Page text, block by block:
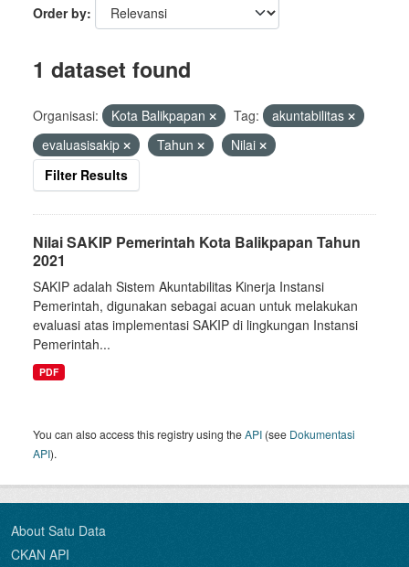
Order by
1 dataset found
Organisasi: Kota Balikpapan Tag:
akuntabilitas
evaluasisakip
Tahun
Nilai
Filter Results
Nilai SAKIP Pemerintah Kota Balikpapan Tahun
2021
SAKIP adalah Sistem Akuntabilitas Kinerja Instansi
Pemerintah, digunakan sebagai acuan untuk melakukan
evaluasi atas implementasi SAKIP di lingkungan Instansi
Pemerintah...
PDF
You can also access this registry using theAPI (see Dokumentasi
API).
About Satu Data
CKAN API